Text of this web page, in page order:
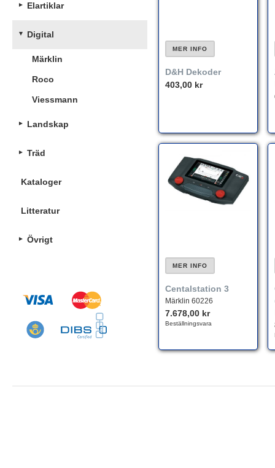
Elartiklar
Digital
Märklin
Roco
Viessmann
Landskap
Träd
Kataloger
Litteratur
Övrigt
MER INFO
D&H Dekoder
403,00 kr
MER INFO
Centalstation 3
Märklin 60226
7.678,00 kr
Beställningsvara